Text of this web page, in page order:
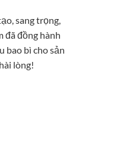
sang trọng,
đã đồng hành
bao bì cho sản
lòng!